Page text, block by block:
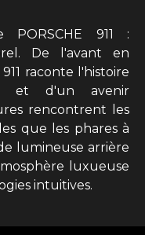
911 :
De l'avant en
raconte l'histoire
et d'un avenir
rencontrent les
que les phares à
lumineuse arrière
luxueuse
intuitives.